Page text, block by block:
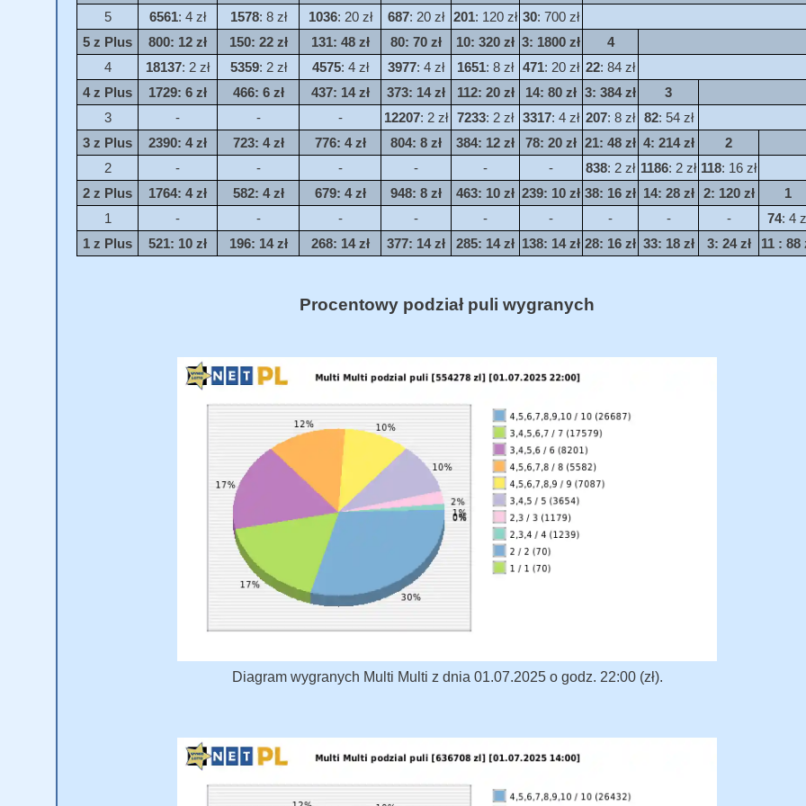
5 6561: 4 zł 1578: 8 zł 1036: 20 zł 687: 20 zł 201: 120 zł 30: 700 zł
5 z Plus
800: 12 zł 150: 22 zł 131: 48 zł 80: 70 zł 10: 320 zł 3: 1800 zł
4
4
18137: 2 zł 5359: 2 zł 4575: 4 zł 3977: 4 zł 1651: 8 zł 471: 20 zł 22: 84 zł
4 z Plus
1729: 6 zł 466: 6 zł 437: 14 zł 373: 14 zł 112: 20 zł 14: 80 zł 3: 384 zł
3
3
- - - 12207: 2 zł 7233: 2 zł 3317: 4 zł 207: 8 zł 82: 54 zł
3 z Plus
2390: 4 zł 723: 4 zł 776: 4 zł 804: 8 zł 384: 12 zł 78: 20 zł 21: 48 zł 4: 214 zł
2
2
- - - - - - 838: 2 zł 1186: 2 zł 118: 16 zł
2 z Plus
1764: 4 zł 582: 4 zł 679: 4 zł 948: 8 zł 463: 10 zł 239: 10 zł 38: 16 zł 14: 28 zł 2: 120 zł
1
1
- - - - - - - - - 74: 4
1 z Plus
521: 10 zł 196: 14 zł 268: 14 zł 377: 14 zł 285: 14 zł 138: 14 zł 28: 16 zł 33: 18 zł 3: 24 zł 11 : 88
Procentowy podział puli wygranych
Diagram wygranych Multi Multi z dnia 01.07.2025 o godz. 22:00 (zł).